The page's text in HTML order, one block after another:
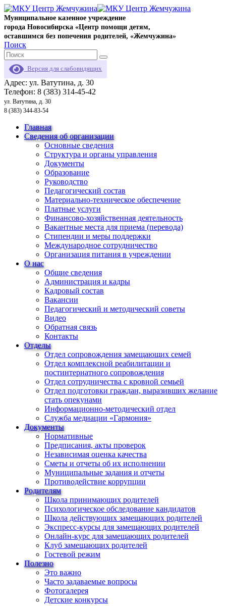
Муниципальное казенное учреждение
города Новосибирска «Центр помощи детям,
оставшимся без попечения родителей, «Жемчужина»
Поиск
Версия для слабовидящих
Адрес: ул. Ватутина, д. 30
Телефон: 8 (383) 314-45-42
ул. Ватутина, д. 30
8 (383) 344-83-54
Главная
Сведения об организации
Основные сведения
Структура и органы управления
Документы
Образование
Руководство
Педагогический состав
Материально-техническое обеспечение
Платные услуги
Финансово-хозяйственная деятельность
Вакантные места для приема (перевода)
Стипендии и меры поддержки
Международное сотрудничество
Организация питания в учреждении
О нас
Общие сведения
Администрация и кадры
Кадровый состав
Вакансии
Педагогический и методический советы
Видео
Обратная связь
Контакты
Отделы
Отдел сопровождения замещающих семей
Отдел комплексной реабилитации и
постинтернатного сопровождения
Отдел сотрудничества с кровной семьей
Отдел подготовки граждан, выразивших желание
стать опекунами
Информационно-методический отдел
Служба медиации «Гармония»
Документы
Нормативные
Предписания, акты проверок
Независимая оценка качества
Сметы и отчеты об их исполнении
Муниципальные задания и отчеты
Противодействие коррупции
Родителям
Школа принимающих родителей
Психологическое обследование кандидатов
Школа действующих замещающих родителей
Экспресс-курсы для замещающих родителей
Онлайн-курс для замещающих родителей
Клуб замещающих родителей
Гостевой режим
Полезно
Это важно
Часто задаваемые вопросы
Фотогалерея
Детские конкурсы